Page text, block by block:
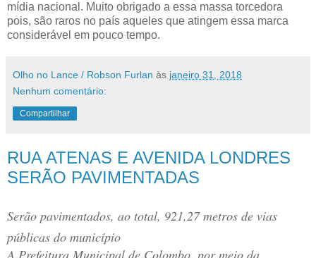
mídia nacional. Muito obrigado a essa massa torcedora
pois, são raros no país aqueles que atingem essa marca
considerável em pouco tempo.
Olho no Lance / Robson Furlan às janeiro 31, 2018
Nenhum comentário:
Compartilhar
RUA ATENAS E AVENIDA LONDRES
SERÃO PAVIMENTADAS
Serão pavimentados, ao total, 921,27 metros de vias
públicas do município
A Prefeitura Municipal de Colombo, por meio da